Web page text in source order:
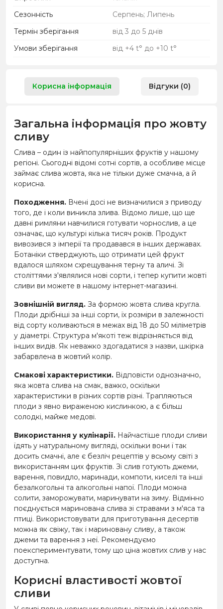
Сезонність
Серпень; Липень
Термін зберігання
від 3 до 5 днів
Умови зберігання
від +4 t° до +10 t°
Корисна інформація Відгуки (0)
Загальна інформація про жовту
сливу
Слива – один із найпопулярніших фруктів у нашому
регіоні. Сьогодні відомі сотні сортів, а особливе місце
займає слива жовта, яка не тільки дуже смачна, а й
корисна.
Походження. Вчені досі не визначилися з приводу
того, де і коли виникла злива. Відомо лише, що ще
давні римляни навчилися готувати чорнослив, а це
означає, що культурі кілька тисяч років. Продукт
вивозився з імперії та продавався в інших державах.
Ботаніки стверджують, що отримати цей фрукт
вдалося шляхом схрещування терну та аличі. Зі
століттями з'являлися нові сорти, і тепер купити жовті
сливи ви можете в нашому інтернет-магазині.
Зовнішній вигляд. За формою жовта слива кругла.
Плоди дрібніші за інші сорти, їх розміри в залежності
від сорту коливаються в межах від 18 до 50 міліметрів
у діаметрі. Структура м'якоті теж відрізняється від
інших видів. Як неважко здогадатися з назви, шкірка
забарвлена в жовтий колір.
Смакові характеристики. Відповісти однозначно,
яка жовта слива на смак, важко, оскільки
характеристики в різних сортів різні. Трапляються
плоди з явно вираженою кислинкою, а є більш
солодкі, майже медові.
Використання у кулінарії. Найчастіше плоди сливи
їдять у натуральному вигляді, оскільки вони ї так
досить смачні, але є безліч рецептів у всьому світі з
використанням цих фруктів. Зі слив готують джеми,
варення, повидло, маринади, компоти, киселі та інші
безалкогольні та алкогольні напої. Плоди можна
солити, заморожувати, маринувати на зиму. Відмінно
поєднується маринована слива зі стравами з м'яса та
птиці. Використовувати для приготування десертів
можна як свіжу, так і мариновану сливу, а також
джеми та варення з неї. Рекомендуємо
поекспериментувати, тому що ціна жовтих слив у нас
доступна.
Корисні властивості жовтої
сливи